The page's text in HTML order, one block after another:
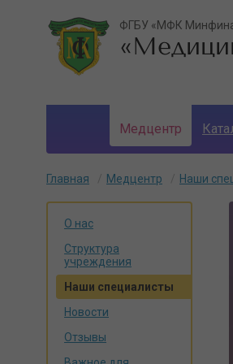
ФГБУ «МФК
Медцентр
Личный кабинет
Главная Медцентр Наши
О нас
Структура
учреждения
Наши специалисты
Новости
Отзывы